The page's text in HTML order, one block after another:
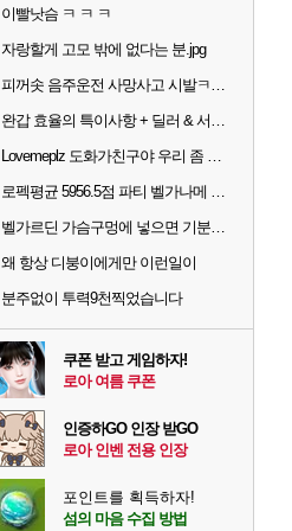
이빨낫슴 ㅋ ㅋ ㅋ
자랑할게 고모 밖에 없다는 분.jpg
피꺼솟 음주운전 사망사고 시발ㅋㅋㅋ
완갑 효율의 특이사항 + 딜러 & 서폿 스펙업 효율표
Lovemeplz 도화가친구야 우리 좀 말은 똑바로하자 ㅋㅋㅋㅋ
로펙평균 5956.5점 파티 벨가나메 클리어
벨가르딘 가슴구멍에 넣으면 기분좋을까
왜 항상 디붕이에게만 이런일이
분주없이 투력9천찍었습니다
쿠폰 받고 게임하자!
로아 여름 쿠폰
인증하GO 인장 받GO
로아 인벤 전용 인장
포인트를 획득하자!
섬의 마음 수집 방법